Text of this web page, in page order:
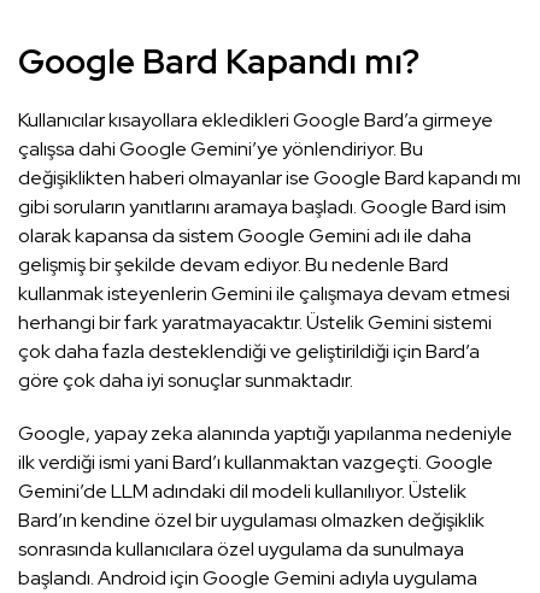
Google Bard Kapandı mı?
Kullanıcılar kısayollara ekledikleri Google Bard’a girmeye
çalışsa dahi Google Gemini’ye yönlendiriyor. Bu
değişiklikten haberi olmayanlar ise Google Bard kapandı mı
gibi soruların yanıtlarını aramaya başladı. Google Bard isim
olarak kapansa da sistem Google Gemini adı ile daha
gelişmiş bir şekilde devam ediyor. Bu nedenle Bard
kullanmak isteyenlerin Gemini ile çalışmaya devam etmesi
herhangi bir fark yaratmayacaktır. Üstelik Gemini sistemi
çok daha fazla desteklendiği ve geliştirildiği için Bard’a
göre çok daha iyi sonuçlar sunmaktadır.
Google, yapay zeka alanında yaptığı yapılanma nedeniyle
ilk verdiği ismi yani Bard’ı kullanmaktan vazgeçti. Google
Gemini’de LLM adındaki dil modeli kullanılıyor. Üstelik
Bard’ın kendine özel bir uygulaması olmazken değişiklik
sonrasında kullanıcılara özel uygulama da sunulmaya
başlandı. Android için Google Gemini adıyla uygulama